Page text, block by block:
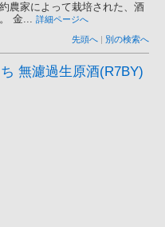
農家によって栽培された、酒
金... 詳細ページへ
先頭へ | 別の検索へ
無濾過生原酒(R7BY)